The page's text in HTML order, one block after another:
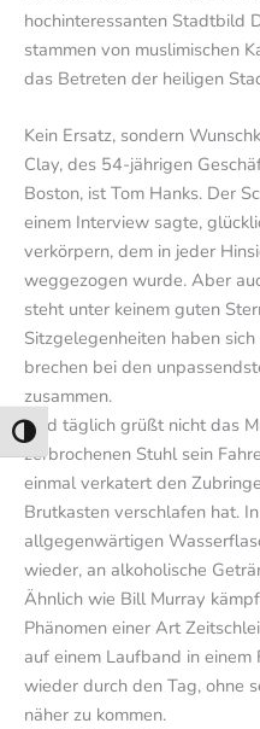
Umschalten auf hohe
hochinteressanten Stadtbild
stammen von muslimischen
das Betreten der heiligen
Kein Ersatz, sondern
Clay, des 54-jährigen
Boston, ist Tom Hanks. Der
einem Interview sagte,
verkörpern, dem in jeder
weggezogen wurde. Aber
steht unter keinem guten
Sitzgelegenheiten haben
brechen bei den
zusammen.
Und täglich grüßt nicht das
zerbrochenen Stuhl sein
einmal verkatert den
Brutkasten verschlafen hat.
allgegenwärtigen
wieder, an alkoholische
Ähnlich wie Bill Murray
Phänomen einer Art
auf einem Laufband in
wieder durch den Tag, ohne
näher zu kommen.